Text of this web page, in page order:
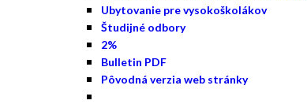
Ubytovanie pre vysokoškolákov
Študijné odbory
2%
Bulletin PDF
Pôvodná verzia web stránky